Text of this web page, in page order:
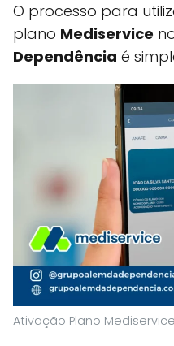
O processo para
plano Mediservice
Dependência é
Ativação Plano Mediservice